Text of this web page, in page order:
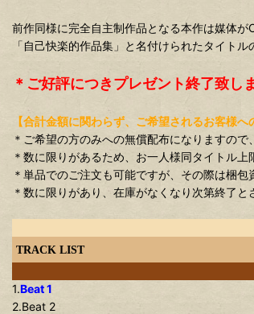
前作同様に完全自主制作品となる本作は媒体
「自己快楽的作品集」と名付けられたタイト
＊ご好評につきプレゼント終了致し
【合計金額に関わらず、ご希望されるお客様へ
＊ご希望の方のみへの無償配布になりますの
＊数に限りがあるため、お一人様同タイトル
＊単品でのご注文も可能ですが、その際は梱
＊数に限りがあり、在庫がなくなり次第終了と
TRACK LIST
1.Beat 1
2.Beat 2